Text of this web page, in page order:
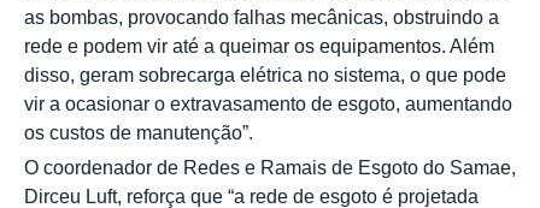
as bombas, provocando falhas mecânicas, obstruindo a
rede e podem vir até a queimar os equipamentos. Além
disso, geram sobrecarga elétrica no sistema, o que pode
vir a ocasionar o extravasamento de esgoto, aumentando
os custos de manutenção”.
O coordenador de Redes e Ramais de Esgoto do Samae,
Dirceu Luft, reforça que “a rede de esgoto é projetada